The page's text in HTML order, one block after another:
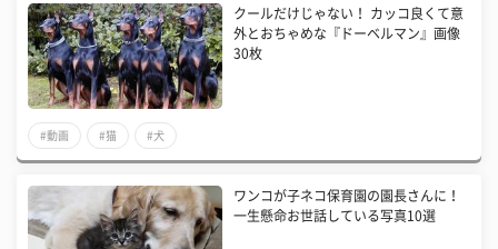
クールだけじゃない！ カッコ良くて意
外とおちゃめな『ドーベルマン』画像
30枚
#動画 #猫 #犬
ワンコが子ネコ保育園の園長さんに！
一生懸命お世話している写真10選